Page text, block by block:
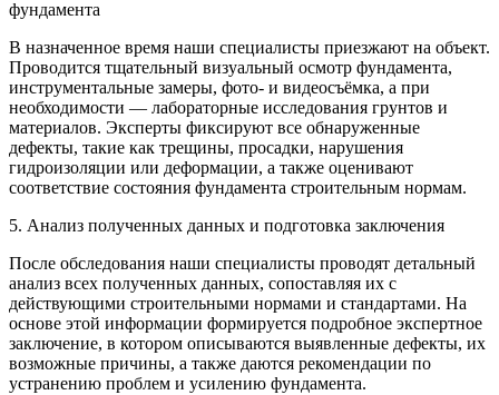
фундамента
В назначенное время наши специалисты приезжают на объект.
Проводится тщательный визуальный осмотр фундамента,
инструментальные замеры, фото- и видеосъёмка, а при
необходимости — лабораторные исследования грунтов и
материалов. Эксперты фиксируют все обнаруженные
дефекты, такие как трещины, просадки, нарушения
гидроизоляции или деформации, а также оценивают
соответствие состояния фундамента строительным нормам.
5. Анализ полученных данных и подготовка заключения
После обследования наши специалисты проводят детальный
анализ всех полученных данных, сопоставляя их с
действующими строительными нормами и стандартами. На
основе этой информации формируется подробное экспертное
заключение, в котором описываются выявленные дефекты, их
возможные причины, а также даются рекомендации по
устранению проблем и усилению фундамента.